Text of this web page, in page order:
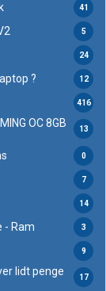
41
5
24
? 12
416
OC 8GB
13
0
7
14
- Ram 3
9
lidt penge
17